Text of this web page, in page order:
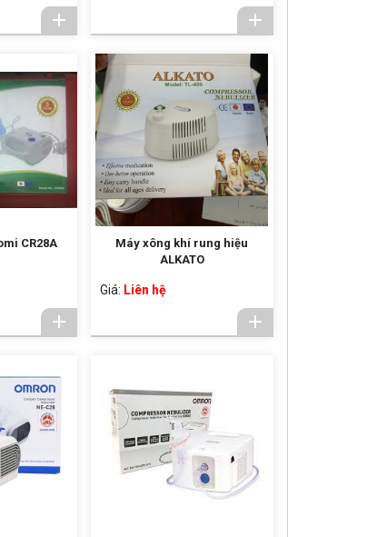
CR28A
Máy xông khí rung hiệu
ALKATO
Giá: Liên hệ